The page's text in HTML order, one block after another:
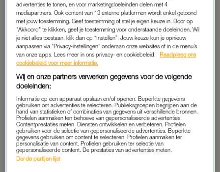
zondag het Rode Kruis ziekenhuis in Beverwijk binnen. Van
Zuijlen had op dat moment dienst en moest diegene opereren.
Gezien de toon van zijn bericht op Twitter, is de chirurg geen
voorstander van vuurwerk. Verschillende volgers zijn het met
hem eens.
MIDDELVINGER
‘Personen die hun middelvinger opsteken tegen het
vuurwerkverbod moeten niet zeuren als ze die vinger
vervolgens aan vuurwerk kwijtraken.’ En:
‘Vuurwerkslachtoffers door eigen stommiteit gewoon alles uit
eigen zak laten betalen. Dat scheelt dan in elk geval de
gemeenschap weer een hoop geld. Laat die hersenloze zelf
advertenties te tonen, en voor marketingdoeleinden delen met 4
mediapartners. Ook content van 13 externe platformen wordt enkel getoond
met jouw toestemming. Geef toestemming of stel je eigen keuze in. Door op
"Akkoord" te klikken, geef je toestemming voor onderstaande doeleinden. Wil
je niet alles toestaan, klik dan op “Instellen”. Jouw keuze kun je opnieuw
aanpassen via “Privacy-instellingen” onderaan onze websites of in de menu’s
van onze apps. Lees meer in ons privacy- en cookiebeleid.
Raadpleeg ons
cookiebeleid voor meer informatie.
Wij en onze partners verwerken gegevens voor de volgende
doeleinden:
Informatie op een apparaat opslaan en/of openen. Beperkte gegevens
gebruiken om advertenties te selecteren. Publieksgroepen begrijpen aan de
hand van statistieken of combinaties van gegevens uit verschillende bronnen.
Profielen aanmaken ten behoeve van gepersonaliseerde advertenties.
Contentprestaties meten. Diensten ontwikkelen en verbeteren. Profielen
gebruiken voor de selectie van gepersonaliseerde advertenties. Beperkte
gegevens gebruiken om content te selecteren. Profielen aanmaken ter
personalisatie van content. Profielen gebruiken ter selectie van
gepersonaliseerde content. De prestaties van advertenties meten.
Derde partijen lijst